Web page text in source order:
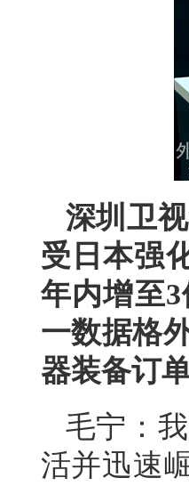
深圳卫
受日本强
年内增至
一数据格
器装备订
毛宁：
活并迅速